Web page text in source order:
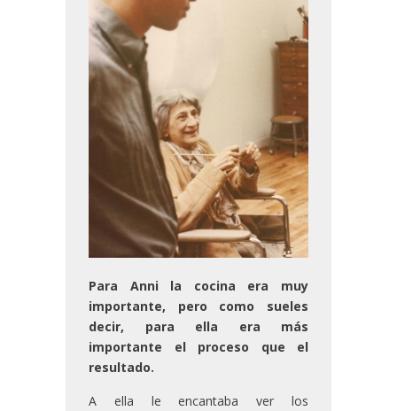
Para Anni la cocina era muy
importante, pero como sueles
decir, para ella era más
importante el proceso que el
resultado.
A ella le encantaba ver los